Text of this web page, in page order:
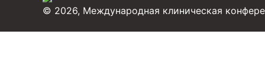
© 2026, Международная клиническая